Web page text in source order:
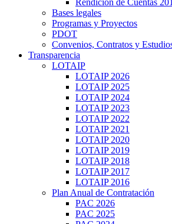
Rendición de Cuentas
Bases legales
Programas y Proyectos
PDOT
Convenios, Contratos y
Transparencia
LOTAIP
LOTAIP 2026
LOTAIP 2025
LOTAIP 2024
LOTAIP 2023
LOTAIP 2022
LOTAIP 2021
LOTAIP 2020
LOTAIP 2019
LOTAIP 2018
LOTAIP 2017
LOTAIP 2016
Plan Anual de Contratación
PAC 2026
PAC 2025